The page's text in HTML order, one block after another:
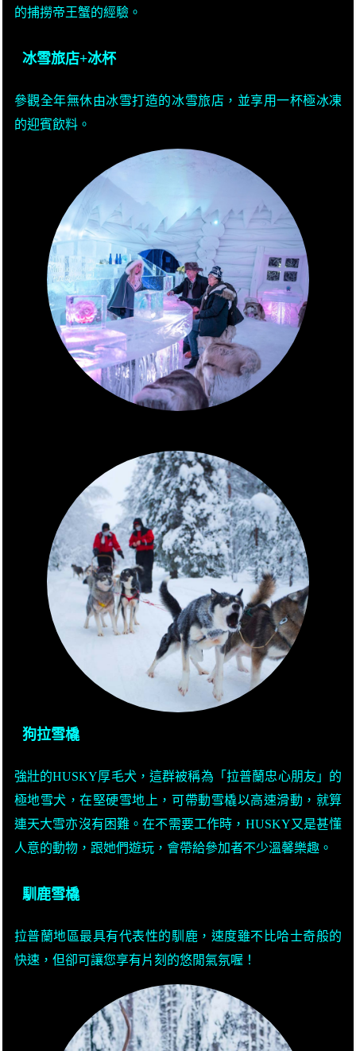
的捕撈帝王蟹的經驗。
冰雪旅店+冰杯
參觀全年無休由冰雪打造的冰雪旅店，並享用一杯極冰凍
的迎賓飲料。
狗拉雪橇
強壯的HUSKY厚毛犬，這群被稱為「拉普蘭忠心朋友」的
極地雪犬，在堅硬雪地上，可帶動雪橇以高速滑動，就算
連天大雪亦沒有困難。在不需要工作時，HUSKY又是甚懂
人意的動物，跟她們遊玩，會帶給參加者不少溫馨樂趣。
馴鹿雪橇
拉普蘭地區最具有代表性的馴鹿，速度雖不比哈士奇般的
快速，但卻可讓您享有片刻的悠閒氣氛喔！